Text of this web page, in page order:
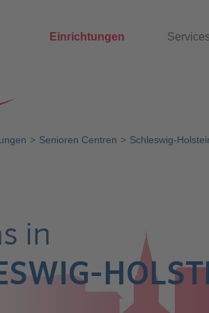
Senioren Centren Schleswig-
Einrichtungen Services
in